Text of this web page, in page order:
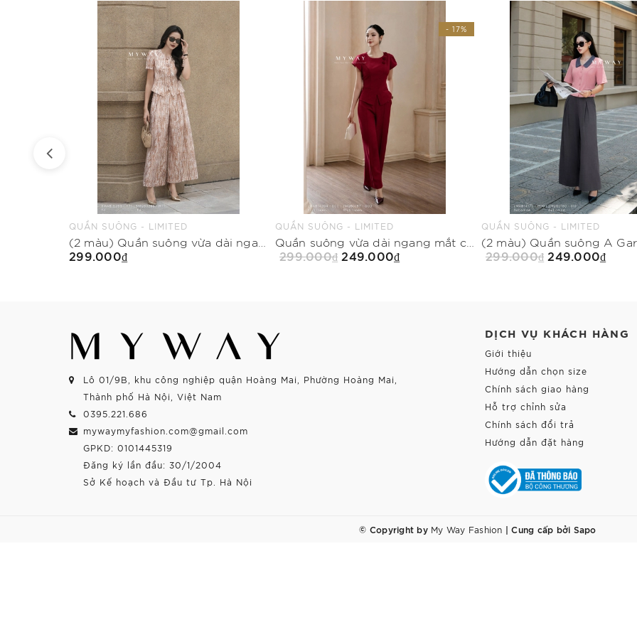
QUẦN SUÔNG - LIMITED
299.000₫
- 17%
QUẦN SUÔNG - LIMITED
Quần suông vừa dài ngang mắt cá chân
299.000₫ 249.000₫
QUẦN SUÔNG - LIMITED
299.000₫ 249.000₫
Lô 01/9B, khu công nghiệp quận Hoàng Mai, Phường Hoàng Mai,
Thành phố Hà Nội, Việt Nam
0395.221.686
mywaymyfashion.com@gmail.com
GPKD: 0101445319
Đăng ký lần đầu: 30/1/2004
Sở Kế hoạch và Đầu tư Tp. Hà Nội
DỊCH VỤ KHÁCH HÀNG
Giới thiệu
Hướng dẫn chọn size
Chính sách giao hàng
Hỗ trợ chỉnh sửa
Chính sách đổi trả
Hướng dẫn đặt hàng
© Copyright by My Way Fashion | Cung cấp bởi Sapo